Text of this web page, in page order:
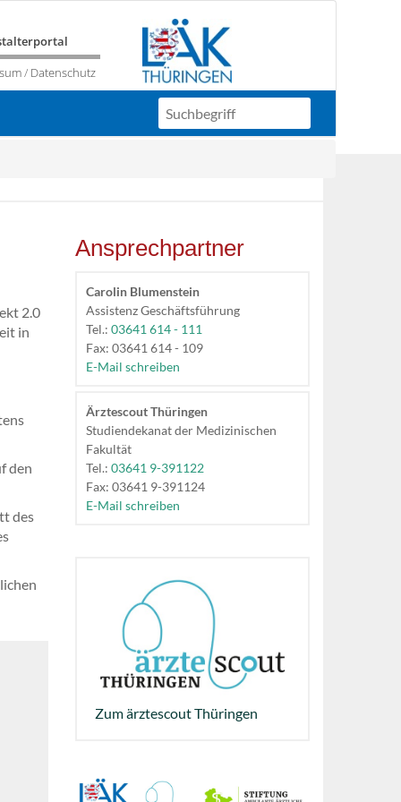
/ Datenschutz
2.0
in
den
des
Ansprechpartner
Carolin Blumenstein
Assistenz Geschäftsführung
Tel.: 03641 614 - 111
Fax: 03641 614 - 109
E-Mail schreiben
Ärztescout Thüringen
Studiendekanat der Medizinischen
Fakultät
Tel.: 03641 9-391122
Fax: 03641 9-391124
E-Mail schreiben
Zum ärztescout Thüringen